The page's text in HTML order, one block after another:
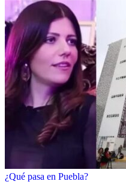
¿Qué pasa en Puebla?